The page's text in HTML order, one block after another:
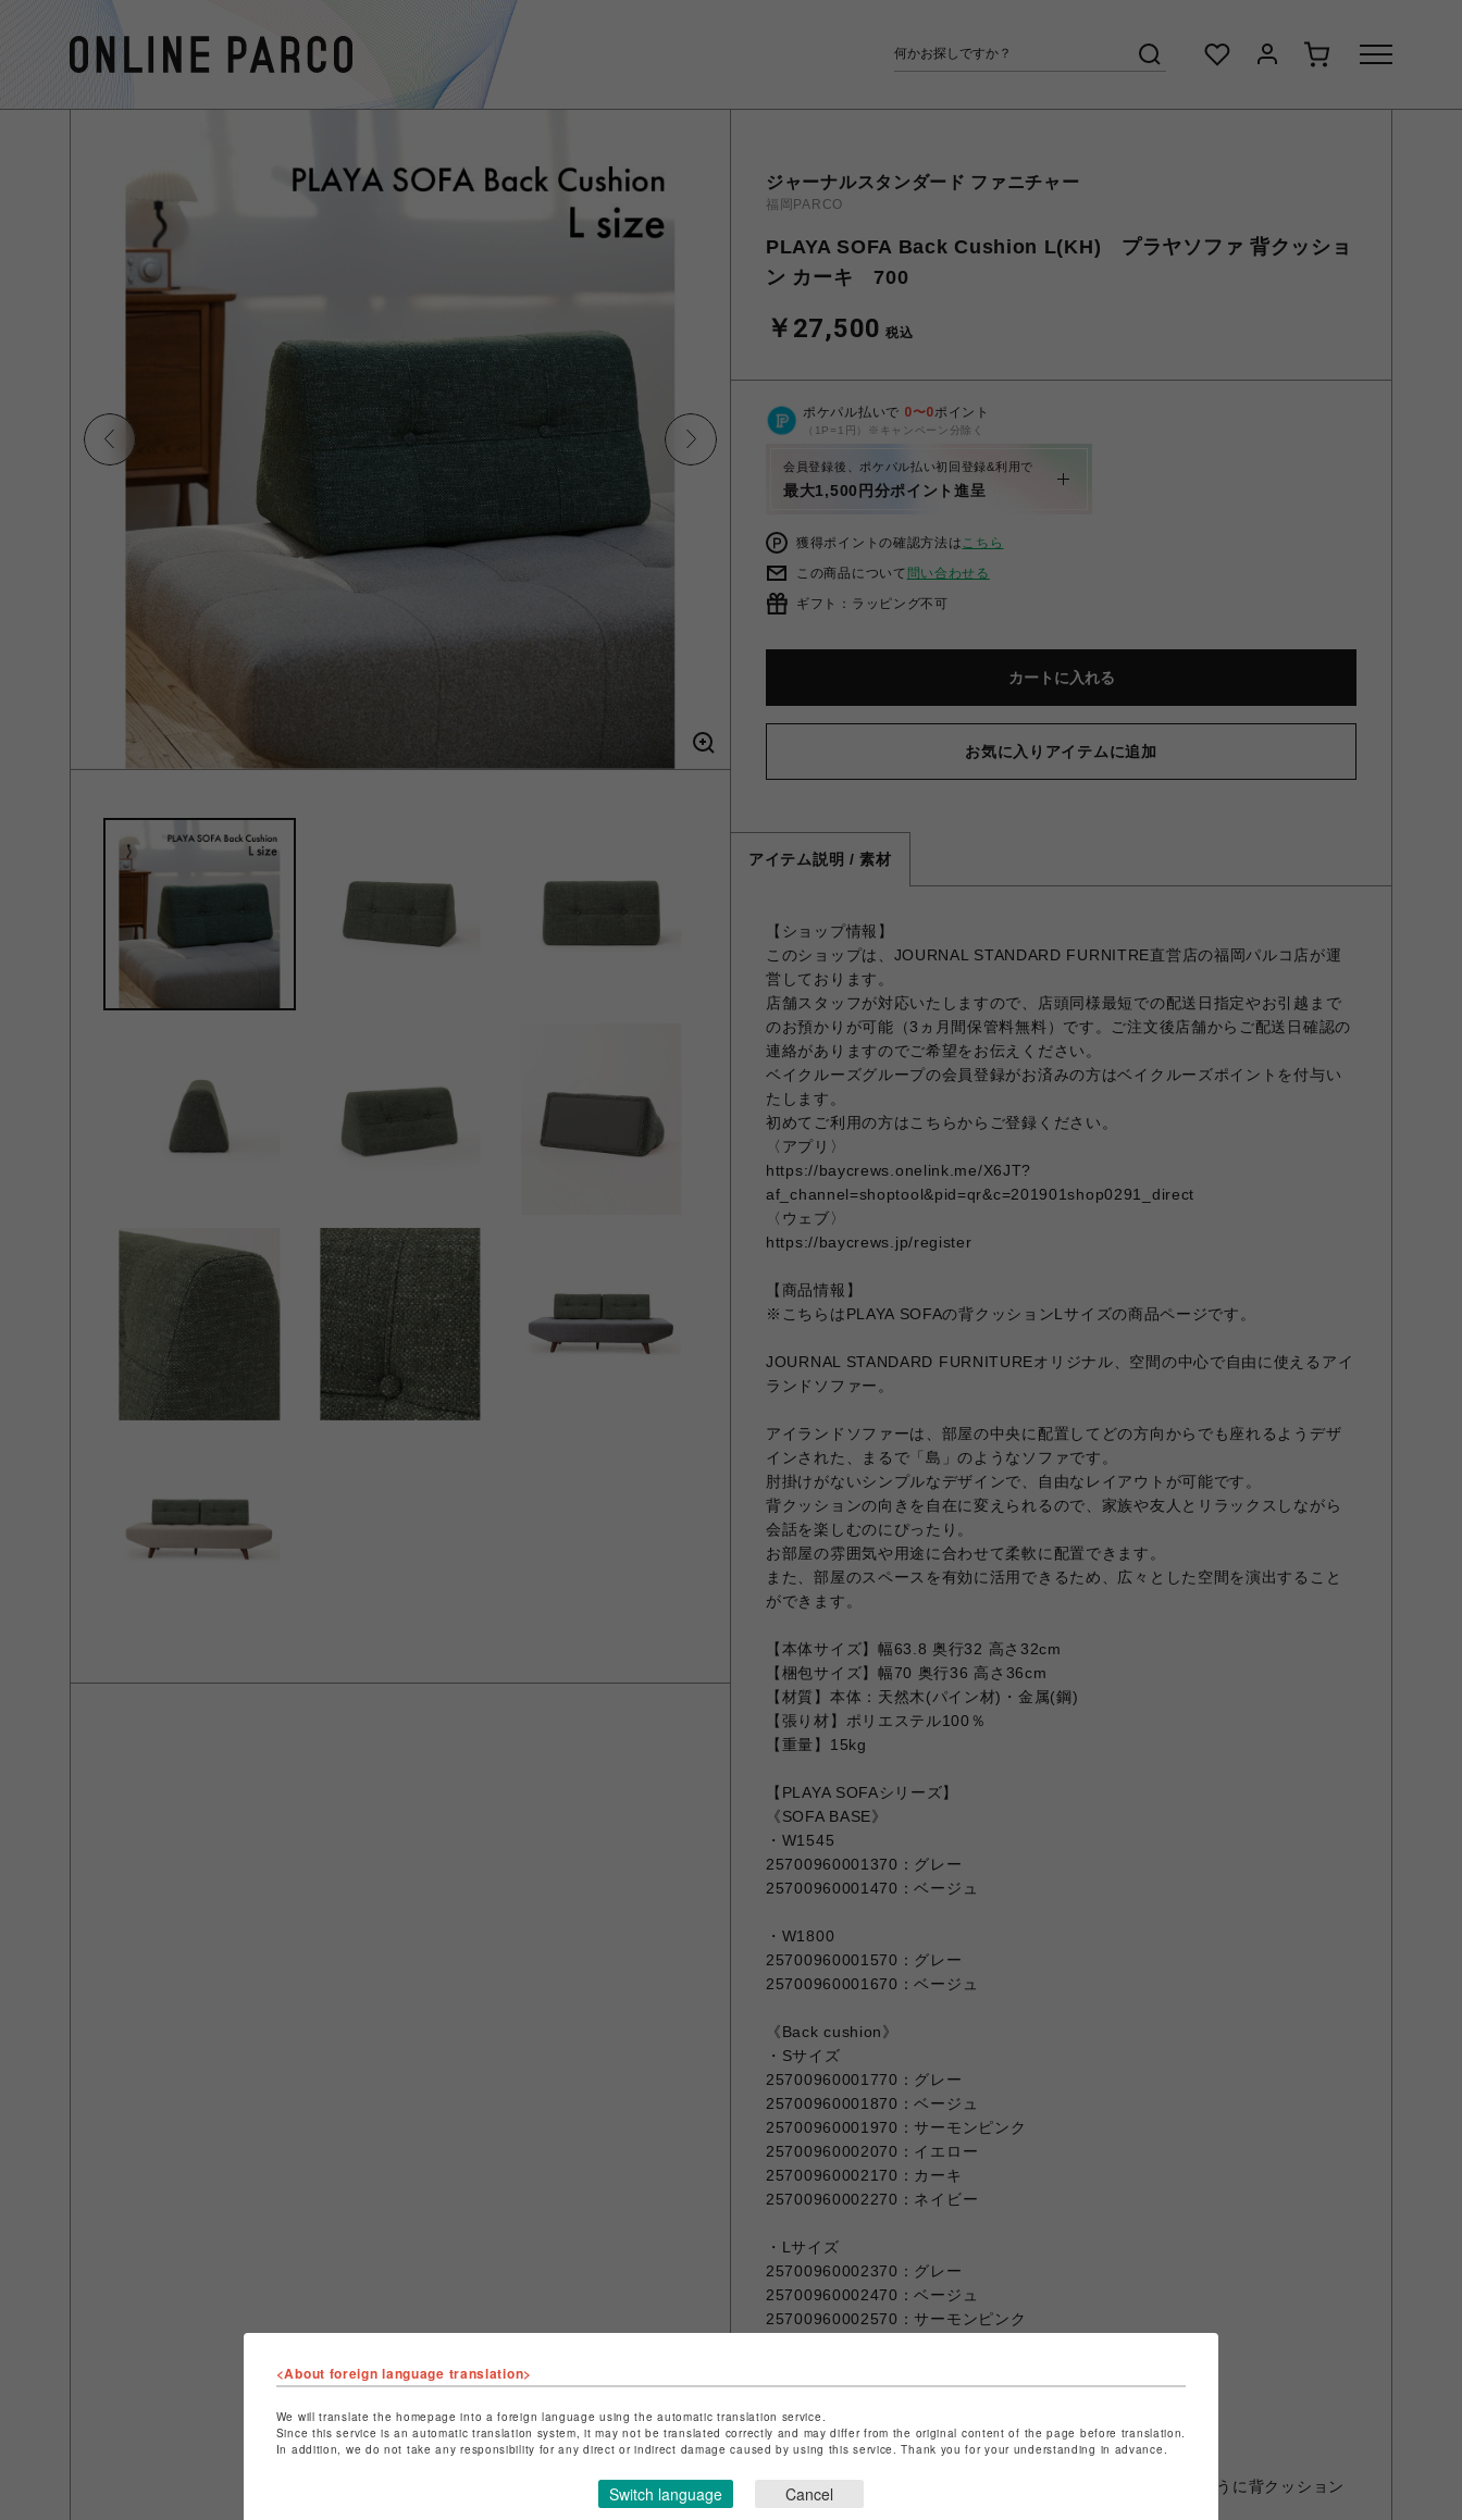
ジャーナルスタンダード ファニチャー
福岡PARCO
PLAYA SOFA Back Cushion L(KH) プラヤソファ 背クッショ
ン カーキ 700
￥27,500 税込
ポケパル払いで 0〜0ポイント
（1P=1円）※キャンペーン分除く
会員登録後、ポケパル払い初回登録&利用で
最大1,500円分ポイント進呈
獲得ポイントの確認方法はこちら
この商品について 問い合わせる
ギフト：ラッピング不可
カートに入れる
お気に入りアイテムに追加
アイテム説明 / 素材
【ショップ情報】
このショップは、JOURNAL STANDARD FURNITRE直営店の福岡パルコ店が運
営しております。
店舗スタッフが対応いたしますので、店頭同様最短での配送日指定やお引越まで
のお預かりが可能（3ヵ月間保管料無料）です。ご注文後店舗からご配送日確認の
連絡がありますのでご希望をお伝えください。
ベイクルーズグループの会員登録がお済みの方はベイクルーズポイントを付与い
たします。
初めてご利用の方はこちらからご登録ください。
〈アプリ〉
https://baycrews.onelink.me/X6JT?
af_channel=shoptool&pid=qr&c=201901shop0291_direct
〈ウェブ〉
https://baycrews.jp/register
【商品情報】
※こちらはPLAYA SOFAの背クッションLサイズの商品ページです。
JOURNAL STANDARD FURNITUREオリジナル、空間の中心で自由に使えるアイ
ランドソファー。
アイランドソファーは、部屋の中央に配置してどの方向からでも座れるようデザ
インされた、まるで「島」のようなソファです。
肘掛けがないシンプルなデザインで、自由なレイアウトが可能です。
背クッションの向きを自在に変えられるので、家族や友人とリラックスしながら
会話を楽しむのにぴったり。
お部屋の雰囲気や用途に合わせて柔軟に配置できます。
また、部屋のスペースを有効に活用できるため、広々とした空間を演出すること
ができます。
【本体サイズ】幅63.8 奥行32 高さ32cm
【梱包サイズ】幅70 奥行36 高さ36cm
【材質】本体：天然木(パイン材)・金属(鋼)
【張り材】ポリエステル100％
【重量】15kg
【PLAYA SOFAシリーズ】
《SOFA BASE》
・W1545
25700960001370：グレー
25700960001470：ベージュ
・W1800
25700960001570：グレー
25700960001670：ベージュ
《Back cushion》
・Sサイズ
25700960001770：グレー
25700960001870：ベージュ
25700960001970：サーモンピンク
25700960002070：イエロー
25700960002170：カーキ
25700960002270：ネイビー
・Lサイズ
25700960002370：グレー
25700960002470：ベージュ
25700960002570：サーモンピンク
25700960002870：ネイビー
・こちらは背クッション1点の商品ページです。画像9枚目のように背クッション
を2点並べる場合は、本製品を2点お買い求めください。
<About foreign language translation>
We will translate the homepage into a foreign language using the automatic translation service.
Since this service is an automatic translation system, it may not be translated correctly and may differ from the original content of the page before translation.
In addition, we do not take any responsibility for any direct or indirect damage caused by using this service. Thank you for your understanding in advance.
Switch language Cancel